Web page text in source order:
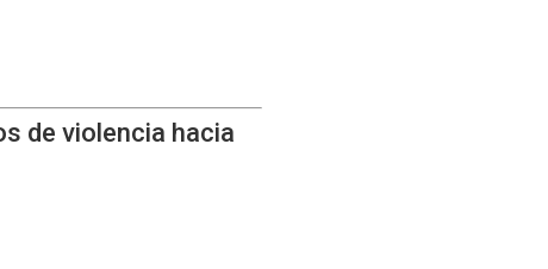
de violencia hacia